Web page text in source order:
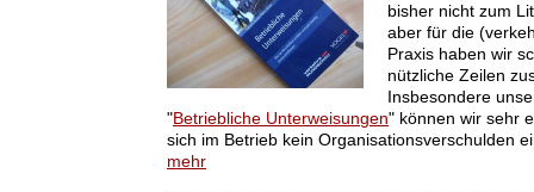
bisher nicht zum
aber für die
Praxis haben wir
nützliche Zeilen
Insbesondere
"Betriebliche Unterweisungen" können wir sehr
sich im Betrieb kein Organisationsverschulden
mehr